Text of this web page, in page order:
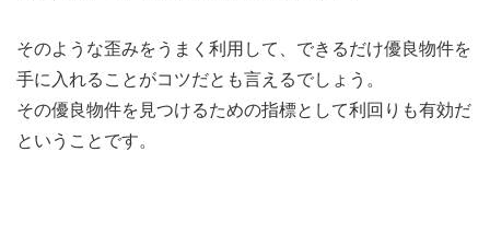
そのような歪みをうまく利用して、できるだけ優良物件を
手に入れることがコツだとも言えるでしょう。
その優良物件を見つけるための指標として利回りも有効だ
ということです。